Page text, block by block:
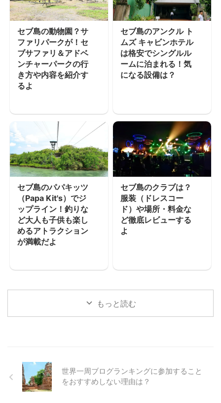
セブ島の動物園？サ
ファリパークが！セ
ブサファリ＆アドベ
ンチャーパークの行
き方や内容を紹介す
るよ
セブ島のアンクル ト
ムズ キャビンホテル
は格安でシングルル
ームに泊まれる！気
になる設備は？
セブ島のパパキッツ
（Papa Kit's）でジ
ップライン！釣りな
ど大人も子供も楽し
めるアトラクション
が満載だよ
セブ島のクラブは？
服装（ドレスコー
ド）や場所・料金な
ど徹底レビューする
よ
もっと読む
世界一周ブログランキングに参加すること
をおすすめしない理由は？